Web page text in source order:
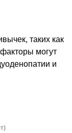
таких как
могут
и